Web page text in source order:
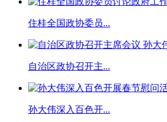
住桂全国政协委员...
自治区政协召开主...
孙大伟深入百色开...